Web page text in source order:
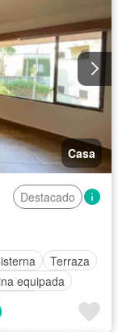
Casa
Destacado
Terraza
equipada
con closet